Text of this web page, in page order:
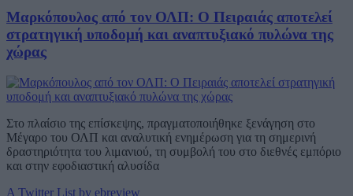
Μαρκόπουλος από τον ΟΛΠ: Ο Πειραιάς αποτελεί
στρατηγική υποδομή και αναπτυξιακό πυλώνα της
χώρας
Στο πλαίσιο της επίσκεψης, πραγματοποιήθηκε ξενάγηση στο
Μέγαρο του ΟΛΠ και αναλυτική ενημέρωση για τη σημερινή
δραστηριότητα του λιμανιού, τη συμβολή του στο διεθνές εμπόριο
και στην εφοδιαστική αλυσίδα
A Twitter List by ebreview